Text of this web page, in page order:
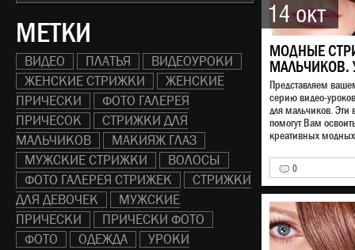
МЕТКИ
ВИДЕО ПЛАТЬЯ
ВИДЕОУРОКИ
ЖЕНСКИЕ СТРИЖКИ
ЖЕНСКИЕ
ПРИЧЕСКИ
ФОТО ГАЛЕРЕЯ
ПРИЧЕСОК
СТРИЖКИ ДЛЯ
МАЛЬЧИКОВ
МАКИЯЖ ГЛАЗ
МУЖСКИЕ СТРИЖКИ
ВОЛОСЫ
ФОТО ГАЛЕРЕЯ СТРИЖЕК
СТРИЖКИ
ДЛЯ ДЕВОЧЕК
МУЖСКИЕ
ПРИЧЕСКИ
ПРИЧЕСКИ ФОТО
ФОТО
ОДЕЖДА УРОКИ
14 окт
МОДНЫЕ
МАЛЬЧИКОВ.
Представляем
серию видео-
для мальчиков. Эти
помогут Вам
креативных
0